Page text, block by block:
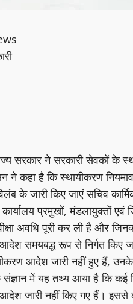
सरकार ने सरकारी सेवकों के
ने कहा है कि स्थायीकरण
के जारी किए जाएं सचिव
कार्यालय प्रमुखों, मंडलायुक्तों
अवधि पूरी कर ली है और
समयबद्ध रूप से निर्गत किए
आदेश जारी नहीं हुए हैं, उनके
में यह तथ्य आया है कि कई
जारी नहीं किए गए हैं।